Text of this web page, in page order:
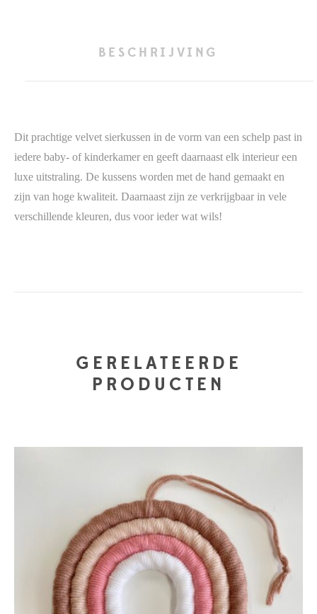
BESCHRIJVING
Dit prachtige velvet sierkussen in de vorm van een schelp past in
iedere baby- of kinderkamer en geeft daarnaast elk interieur een
luxe uitstraling. De kussens worden met de hand gemaakt en
zijn van hoge kwaliteit. Daarnaast zijn ze verkrijgbaar in vele
verschillende kleuren, dus voor ieder wat wils!
GERELATEERDE
PRODUCTEN